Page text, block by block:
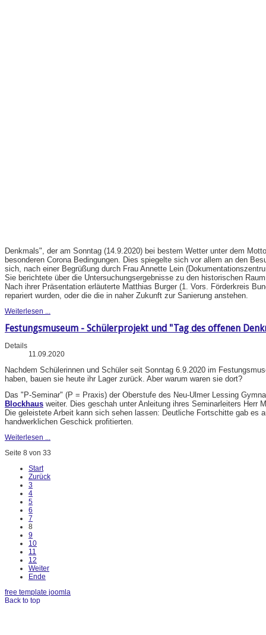
Denkmals", der am Sonntag (14.9.2020) bei bestem Wetter unter dem
besonderen Corona Bedingungen. Dies spiegelte sich vor allem an den
sich, nach einer Begrüßung durch Frau Annette Lein
Sie berichtete über die Untersuchungsergebnisse zu den historischen
Nach ihrer Präsentation erläuterte Matthias Burger (1. Vors. Förderkreis
repariert wurden, oder die die in naher Zukunft zur Sanierung anstehen.
Weiterlesen ...
Festungsmuseum - Schülerprojekt und "Tag des offenen
Details
11.09.2020
Nachdem Schülerinnen und Schüler seit Sonntag 6.9.2020 im
haben, bauen sie heute ihr Lager zurück. Aber warum waren sie dort?
Das "P-Seminar" (P = Praxis) der Oberstufe des Neu-Ulmer Lessing
Blockhaus weiter. Dies geschah unter Anleitung ihres Seminarleiters Herr
Die geleistete Arbeit kann sich sehen lassen: Deutliche Fortschitte gab es
handwerklichen Geschick profitierten.
Weiterlesen ...
Seite 8 von 33
Start
Zurück
3
4
5
6
7
8
9
10
11
12
Weiter
Ende
free template joomla
Back to top